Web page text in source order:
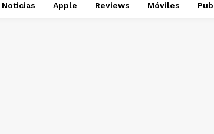
Noticias Apple Reviews Móviles